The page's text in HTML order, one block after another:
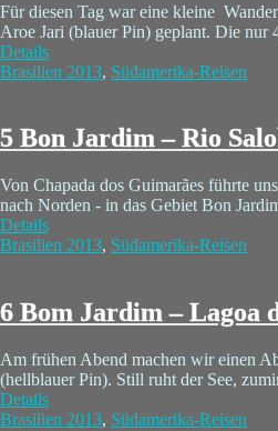
Für diesen Tag war eine kleine
Aroe Jari (blauer Pin) geplant. Die nur
Details
Brasilien 2013, Südamerika-Reisen
5 Bon Jardim – Rio
Von Chapada dos Guimarães führte
nach Norden - in das Gebiet Bon
Details
Brasilien 2013, Südamerika-Reisen
6 Bom Jardim – Lagoa
Am frühen Abend machen wir einen
(hellblauer Pin). Still ruht der See,
Details
Brasilien 2013, Südamerika-Reisen